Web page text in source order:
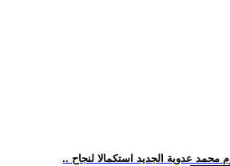
محمد عدوية الجديد استكمالا لنجاح